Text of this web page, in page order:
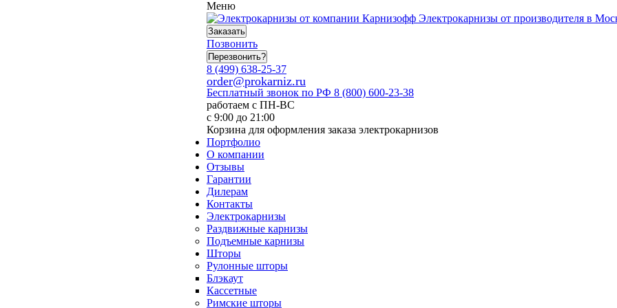
Меню
Электрокарнизы от производителя в
Заказать
Позвонить
Перезвонить?
8 (499) 638-25-37
order@prokarniz.ru
Бесплатный звонок по РФ 8 (800) 600-23-38
работаем с ПН-ВС
с 9:00 до 21:00
Корзина для оформления заказа электрокарнизов
Портфолио
О компании
Отзывы
Гарантии
Дилерам
Контакты
Электрокарнизы
Раздвижные карнизы
Подъемные карнизы
Шторы
Рулонные шторы
Блэкаут
Кассетные
Римские шторы